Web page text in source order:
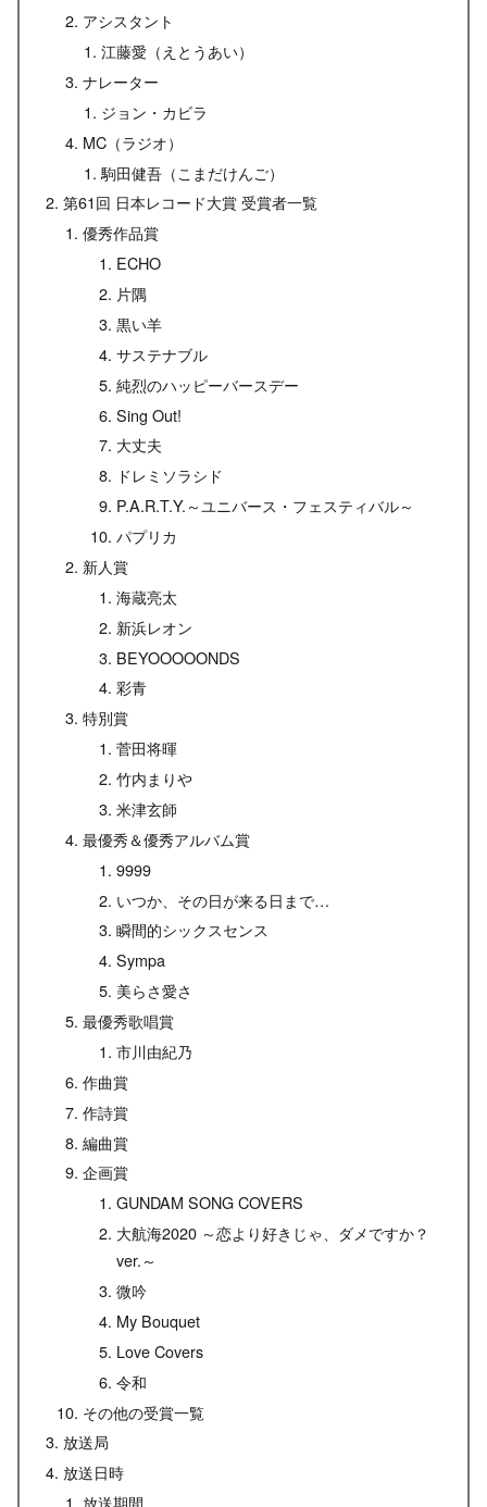
アシスタント
江藤愛（えとうあい）
ナレーター
ジョン・カビラ
MC（ラジオ）
駒田健吾（こまだけんご）
第61回 日本レコード大賞 受賞者一覧
優秀作品賞
ECHO
片隅
黒い羊
サステナブル
純烈のハッピーバースデー
Sing Out!
大丈夫
ドレミソラシド
P.A.R.T.Y.～ユニバース・フェスティバル～
パプリカ
新人賞
海蔵亮太
新浜レオン
BEYOOOOONDS
彩青
特別賞
菅田将暉
竹内まりや
米津玄師
最優秀＆優秀アルバム賞
9999
いつか、その日が来る日まで…
瞬間的シックスセンス
Sympa
美らさ愛さ
最優秀歌唱賞
市川由紀乃
作曲賞
作詩賞
編曲賞
企画賞
GUNDAM SONG COVERS
大航海2020 ～恋より好きじゃ、ダメですか？
ver.～
微吟
My Bouquet
Love Covers
令和
その他の受賞一覧
放送局
放送日時
放送期間